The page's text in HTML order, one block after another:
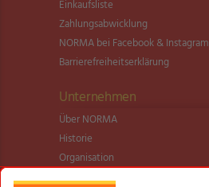
Einkaufsliste
Zahlungsabwicklung
NORMA bei Facebook & Instagram
Barrierefreiheitserklärung
Unternehmen
Über NORMA
Historie
Organisation
International